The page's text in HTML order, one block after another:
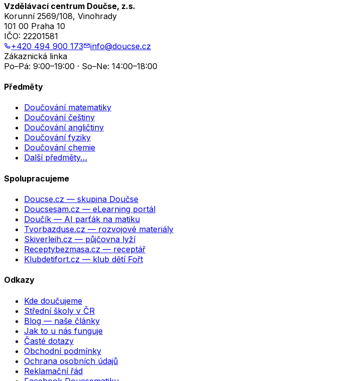
Vzdělávací centrum Doučse, z.s.
Korunní 2569/108, Vinohrady
101 00 Praha 10
IČO: 22201581
+420 494 900 173
info@doucse.cz
Zákaznická linka
Po–Pá: 9:00–19:00 · So–Ne: 14:00–18:00
Předměty
Doučování matematiky
Doučování češtiny
Doučování angličtiny
Doučování fyziky
Doučování chemie
Další předměty…
Spolupracujeme
Doucse.cz — skupina Doučse
Doucsesam.cz — eLearning portál
Doučík — AI parťák na matiku
Tvorbazduse.cz — rozvojové materiály
Skiverleih.cz — půjčovna lyží
Receptybezmasa.cz — receptář
Klubdetifort.cz — klub dětí Fořt
Odkazy
Kde doučujeme
Střední školy v ČR
Blog — naše články
Jak to u nás funguje
Časté dotazy
Obchodní podmínky
Ochrana osobních údajů
Reklamační řád